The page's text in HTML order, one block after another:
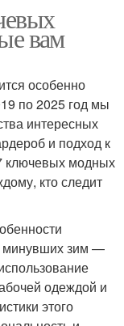
вам
особенно
по 2025 год мы
интересных
и подход к
ключевых модных
кто следит
минувших зим —
одеждой и
этого